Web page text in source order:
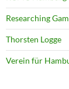
Researching
Thorsten Logge
Verein für